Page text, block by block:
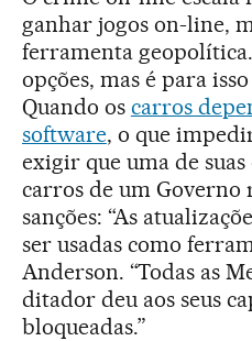
ganhar jogos on-line,
ferramenta
opções, mas é para
Quando os carros
software, o que
exigir que uma de
carros de um Governo
sanções: “As
ser usadas como
Anderson. “Todas as
ditador deu aos seus
bloqueadas.”